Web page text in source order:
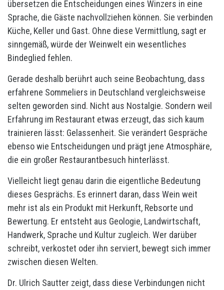
übersetzen die Entscheidungen eines Winzers in eine
Sprache, die Gäste nachvollziehen können. Sie verbinden
Küche, Keller und Gast. Ohne diese Vermittlung, sagt er
sinngemäß, würde der Weinwelt ein wesentliches
Bindeglied fehlen.
Gerade deshalb berührt auch seine Beobachtung, dass
erfahrene Sommeliers in Deutschland vergleichsweise
selten geworden sind. Nicht aus Nostalgie. Sondern weil
Erfahrung im Restaurant etwas erzeugt, das sich kaum
trainieren lässt: Gelassenheit. Sie verändert Gespräche
ebenso wie Entscheidungen und prägt jene Atmosphäre,
die ein großer Restaurantbesuch hinterlässt.
Vielleicht liegt genau darin die eigentliche Bedeutung
dieses Gesprächs. Es erinnert daran, dass Wein weit
mehr ist als ein Produkt mit Herkunft, Rebsorte und
Bewertung. Er entsteht aus Geologie, Landwirtschaft,
Handwerk, Sprache und Kultur zugleich. Wer darüber
schreibt, verkostet oder ihn serviert, bewegt sich immer
zwischen diesen Welten.
Dr. Ulrich Sautter zeigt, dass diese Verbindungen nicht